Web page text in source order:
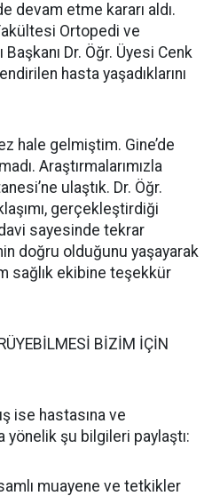
devam etme kararı aldı.
Ortopedi ve
Dr. Öğr. Üyesi Cenk
hasta yaşadıklarını
hale gelmiştim. Gine’de
Araştırmalarımızla
ulaştık. Dr. Öğr.
gerçekleştirdiği
sayesinde tekrar
doğru olduğunu yaşayarak
sağlık ekibine teşekkür
BİZİM İÇİN
ise hastasına ve
şu bilgileri paylaştı:
muayene ve tetkikler